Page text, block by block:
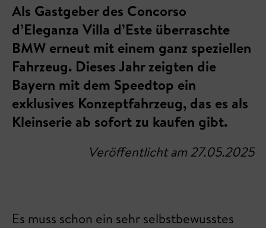
Als Gastgeber des Concorso
d’Eleganza Villa d’Este überraschte
BMW erneut mit einem ganz speziellen
Fahrzeug. Dieses Jahr zeigten die
Bayern mit dem Speedtop ein
exklusives Konzeptfahrzeug, das es als
Kleinserie ab sofort zu kaufen gibt.
Veröffentlicht am 27.05.2025
Es muss schon ein sehr selbstbewusstes